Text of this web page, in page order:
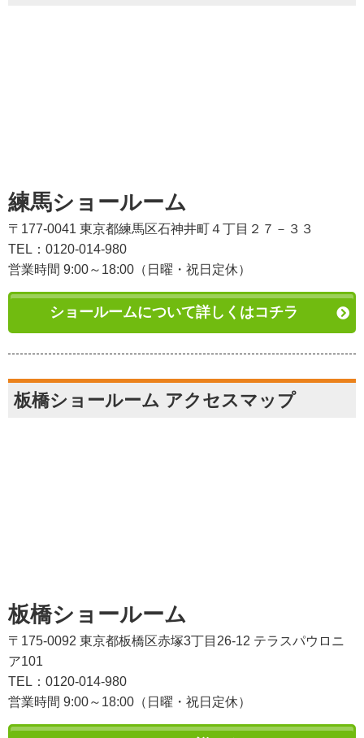
練馬ショールーム
〒177-0041 東京都練馬区石神井町４丁目２７－３３
TEL：0120-014-980
営業時間 9:00～18:00（日曜・祝日定休）
ショールームについて詳しくはコチラ
板橋ショールーム アクセスマップ
板橋ショールーム
〒175-0092 東京都板橋区赤塚3丁目26-12 テラスパウロニ
ア101
TEL：0120-014-980
営業時間 9:00～18:00（日曜・祝日定休）